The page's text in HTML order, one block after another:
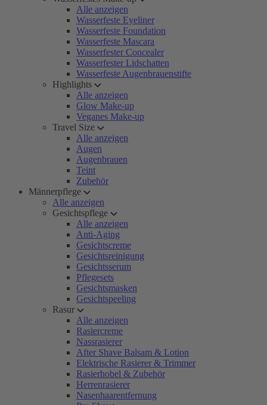
Alle anzeigen
Wasserfeste Eyeliner
Wasserfeste Foundation
Wasserfeste Mascara
Wasserfester Concealer
Wasserfester Lidschatten
Wasserfeste Augenbrauenstifte
Highlights
Alle anzeigen
Glow Make-up
Veganes Make-up
Travel Size
Alle anzeigen
Augen
Augenbrauen
Teint
Zubehör
Männerpflege
Alle anzeigen
Gesichtspflege
Alle anzeigen
Anti-Aging
Gesichtscreme
Gesichtsreinigung
Gesichtsserum
Pflegesets
Gesichtsmasken
Gesichtspeeling
Rasur
Alle anzeigen
Rasiercreme
Nassrasierer
After Shave Balsam & Lotion
Elektrische Rasierer & Trimmer
Rasierhobel & Zubehör
Herrenrasierer
Nasenhaarentfernung